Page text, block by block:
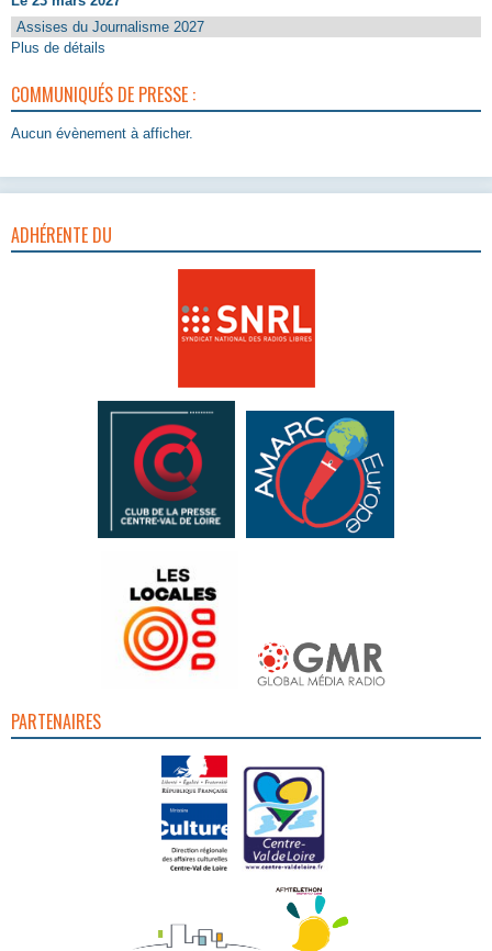
Assises du Journalisme 2027
Plus de détails
COMMUNIQUÉS DE PRESSE :
Aucun évènement à afficher.
ADHÉRENTE DU
PARTENAIRES